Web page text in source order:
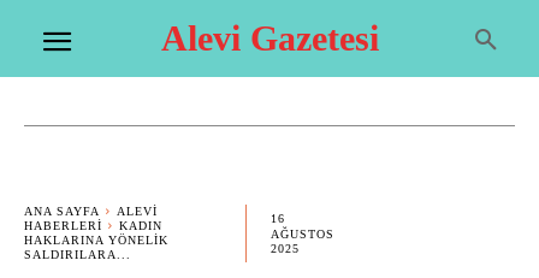
Alevi Gazetesi
ANA SAYFA
ALEVI
HABERLERI
KADIN
HAKLARINA YÖNELIK
SALDIRILARA...
16
AĞUSTOS
2025